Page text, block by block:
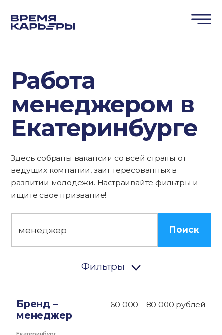
Работа
менеджером в
Екатеринбурге
Здесь собраны вакансии со всей страны от
ведущих компаний, заинтересованных в
развитии молодежи. Настраивайте фильтры и
ищите свое призвание!
Поиск
Фильтры
Бренд –
менеджер
60 000 – 80 000 рублей
Екатеринбург